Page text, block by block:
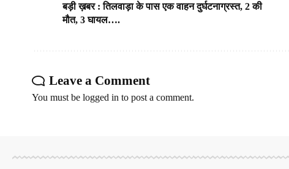
बड़ी ख़बर : तिलवाड़ा के पास एक वाहन दुर्घटनाग्रस्त, 2 की
मौत, 3 घायल….
Leave a Comment
You must be logged in to post a comment.